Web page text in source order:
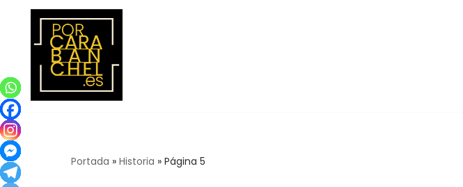
Saltar
contenido
Portada » Historia » Página 5